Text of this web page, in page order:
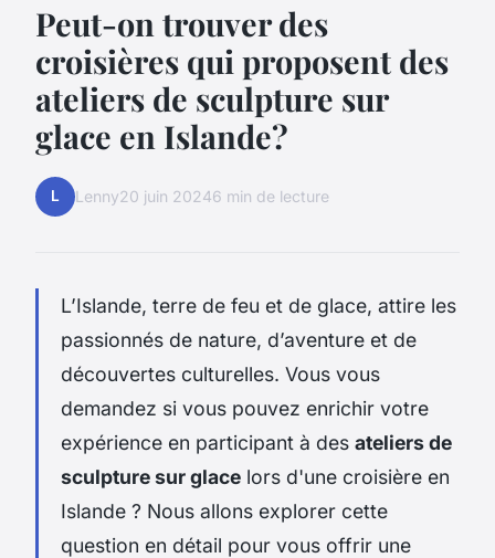
Peut-on trouver des
croisières qui proposent des
ateliers de sculpture sur
glace en Islande?
L Lenny20 juin 20246 min de lecture
L’Islande, terre de feu et de glace, attire les
passionnés de nature, d’aventure et de
découvertes culturelles. Vous vous
demandez si vous pouvez enrichir votre
expérience en participant à des ateliers de
sculpture sur glace lors d'une croisière en
Islande ? Nous allons explorer cette
question en détail pour vous offrir une